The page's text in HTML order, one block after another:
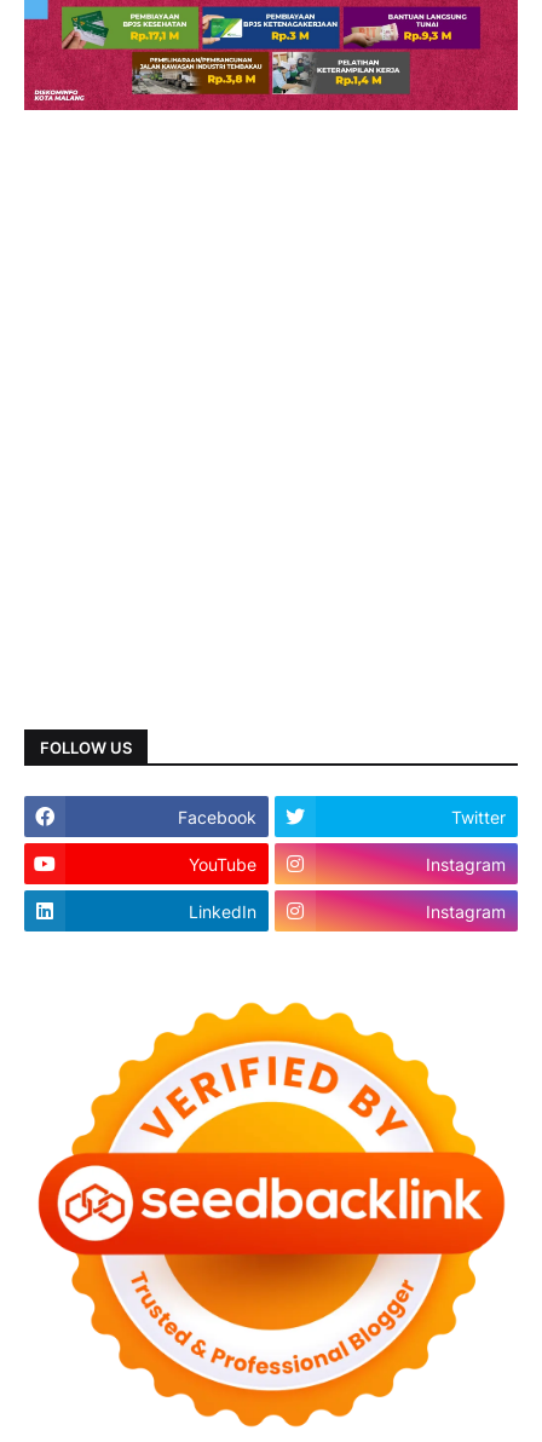
FOLLOW US
Facebook Twitter
YouTube Instagram
LinkedIn Instagram